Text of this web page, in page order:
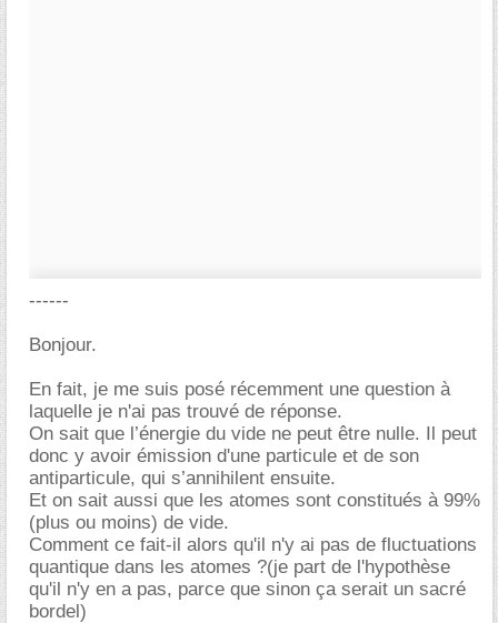
------
Bonjour.
En fait, je me suis posé récemment une question à
laquelle je n'ai pas trouvé de réponse.
On sait que l’énergie du vide ne peut être nulle. Il peut
donc y avoir émission d'une particule et de son
antiparticule, qui s’annihilent ensuite.
Et on sait aussi que les atomes sont constitués à 99%
(plus ou moins) de vide.
Comment ce fait-il alors qu'il n'y ai pas de fluctuations
quantique dans les atomes ?(je part de l'hypothèse
qu'il n'y en a pas, parce que sinon ça serait un sacré
bordel)